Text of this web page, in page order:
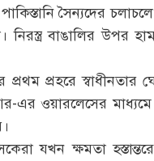
সৈন্যদের
নিরস্ত্র বাঙালির উপর
প্রহরে স্বাধীনতার
এর ওয়ারলেসের মাধ্যমে
যখন ক্ষমতা